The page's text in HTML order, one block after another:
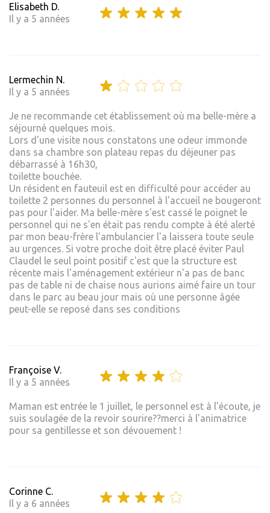
Elisabeth D.
Il y a 5 années
Lermechin N.
Il y a 5 années
Je ne recommande cet établissement où ma belle-mère a
séjourné quelques mois.
Lors d'une visite nous constatons une odeur immonde
dans sa chambre son plateau repas du déjeuner pas
débarrassé à 16h30,
toilette bouchée.
Un résident en fauteuil est en difficulté pour accéder au
toilette 2 personnes du personnel à l'accueil ne bougeront
pas pour l'aider. Ma belle-mère s'est cassé le poignet le
personnel qui ne s'en était pas rendu compte à été alerté
par mon beau-frère l'ambulancier l'a laissera toute seule
au urgences. Si votre proche doit être placé éviter Paul
Claudel le seul point positif c'est que la structure est
récente mais l'aménagement extérieur n'a pas de banc
pas de table ni de chaise nous aurions aimé faire un tour
dans le parc au beau jour mais où une personne âgée
peut-elle se reposé dans ses conditions
Françoise V.
Il y a 5 années
Maman est entrée le 1 juillet, le personnel est à l'écoute, je
suis soulagée de la revoir sourire??merci à l'animatrice
pour sa gentillesse et son dévouement !
Corinne C.
Il y a 6 années